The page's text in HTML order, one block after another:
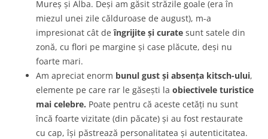
Mureș și Alba. Deși am găsit străzile goale (era în
miezul unei zile călduroase de august), m-a
impresionat cât deîngrijite și curate sunt satele din
zonă, cu flori pe margine și case plăcute, deși nu
foarte mari.
Am apreciat enorm bunul gust și absența kitsch-ului,
elemente pe care rar le găsești la obiectivele turistice
mai celebre. Poate pentru că aceste cetăți nu sunt
încă foarte vizitate (din păcate) și au fost restaurate
cu cap, își păstrează personalitatea și autenticitatea.